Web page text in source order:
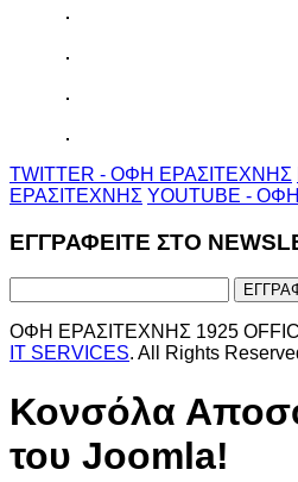
TWITTER - ΟΦΗ ΕΡΑΣΙΤΕΧΝΗΣ
ΕΡΑΣΙΤΕΧΝΗΣ YOUTUBE -
ΕΓΓΡΑΦΕΙΤΕ ΣΤΟ
ΟΦΗ ΕΡΑΣΙΤΕΧΝΗΣ 1925
IT SERVICES. All Rights
Κονσόλα
του Joomla!